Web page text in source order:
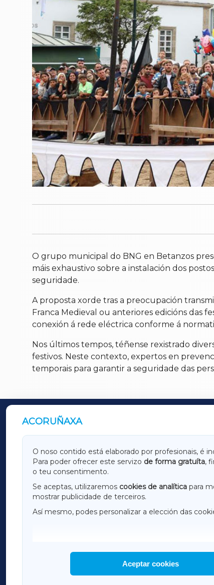
O grupo municipal do BNG en Betanzos
máis exhaustivo sobre a instalación dos
seguridade.
A proposta xorde tras a preocupación
Franca Medieval ou anteriores edicións das
conexión á rede eléctrica conforme á
Nos últimos tempos, téñense rexistrado
festivos. Neste contexto, expertos en
temporais para garantir a seguridade das
ACORUÑAXA
O noso contido está elaborado por profesionais, é
Para poder ofrecer este servizo de forma gratuíta,
o teu consentimento.
Se aceptas, utilizaremos cookies de analítica para
mostrar publicidade de terceiros.
Así mesmo, podes personalizar a elección das
Aceptar cookies
OUTROS PERIÓDICOS
GALICIAXA
AMARIÑAXA
OURENSEXA